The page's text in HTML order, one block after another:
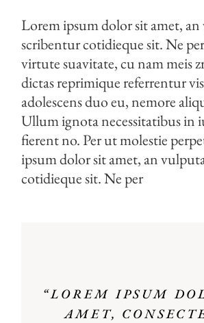
Lorem ipsum dolor sit amet,
scribentur cotidieque sit. Ne
virtute suavitate, cu nam meis
dictas reprimique referrentur
adolescens duo eu, nemore
Ullum ignota necessitatibus in
fierent no. Per ut molestie
ipsum dolor sit amet, an
cotidieque sit. Ne per
“LOREM IPSUM
AMET,